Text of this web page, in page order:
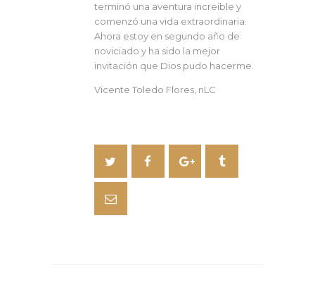
terminó una aventura increíble y
comenzó una vida extraordinaria.
Ahora estoy en segundo año de
noviciado y ha sido la mejor
invitación que Dios pudo hacerme.
Vicente Toledo Flores, nLC